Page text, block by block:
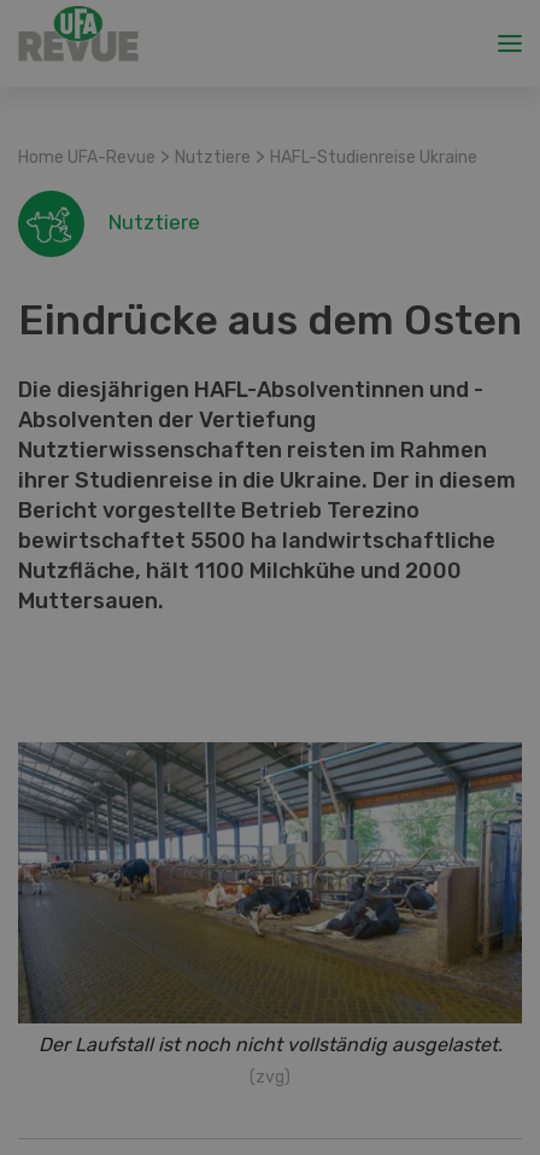
Home UFA-Revue > Nutztiere > HAFL-Studienreise Ukraine
Nutztiere
Eindrücke aus dem Osten
Die diesjährigen HAFL-Absolventinnen und -
Absolventen der Vertiefung
Nutztierwissenschaften reisten im Rahmen
ihrer Studienreise in die Ukraine. Der in diesem
Bericht vorgestellte Betrieb Terezino
bewirtschaftet 5500 ha landwirtschaftliche
Nutzfläche, hält 1100 Milchkühe und 2000
Muttersauen.
Der Laufstall ist noch nicht vollständig ausgelastet.
(zvg)